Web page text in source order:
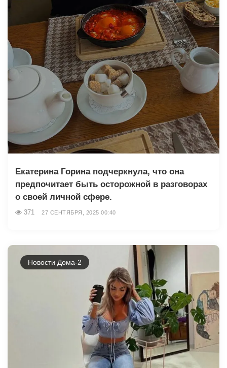
Екатерина Горина подчеркнула, что она
предпочитает быть осторожной в разговорах
о своей личной сфере.
371 27 СЕНТЯБРЯ, 2025 00:40
Новости Дома-2